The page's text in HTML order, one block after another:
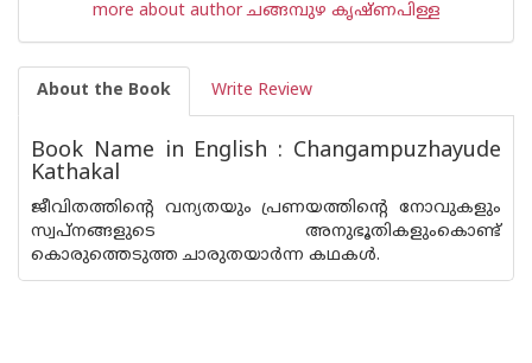
more about author ചങ്ങമ്പുഴ കൃഷ്ണപിള്ള
About the Book Write Review
Book Name in English : Changampuzhayude
Kathakal
ജീവിതത്തിന്റെ വന്യതയും പ്രണയത്തിന്റെ നോവുകളും
സ്വപ്നങ്ങളുടെ അനുഭൂതികളുംകൊണ്ട്
കൊരുത്തെടുത്ത ചാരുതയാര്‍ന്ന കഥകള്‍.